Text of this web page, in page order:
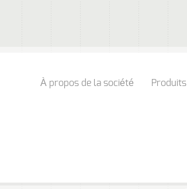
À propos de la société Produits